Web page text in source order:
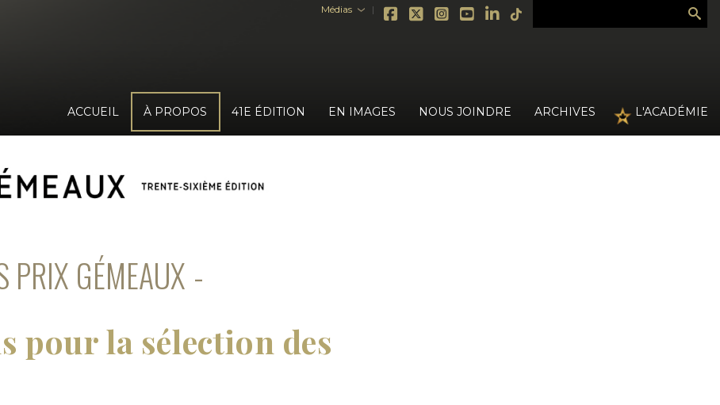
ACCUEIL À PROPOS 41E ÉDITION EN IMAGES NOUS JOINDRE ARCHIVES L'ACADÉMIE
Médias›
PRIX GÉMEAUX
pour la sélection des